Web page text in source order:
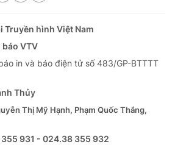
Truyền hình Việt Nam
báo VTV
in và báo điện tử số 483/GP-BTTTT
Thủy
Thị Mỹ Hạnh, Phạm Quốc Thắng,
931 - 024.38 355 932